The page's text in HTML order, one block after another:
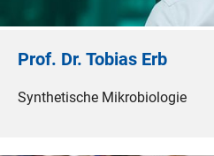
Prof. Dr. Tobias Erb
Synthetische Mikrobiologie